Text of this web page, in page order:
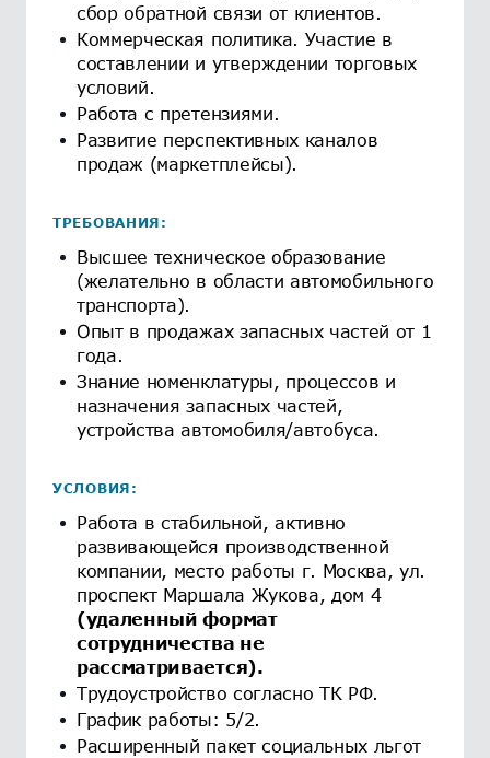
сбор обратной связи от клиентов.
Коммерческая политика. Участие в
составлении и утверждении торговых
условий.
Работа с претензиями.
Развитие перспективных каналов
продаж (маркетплейсы).
ТРЕБОВАНИЯ:
Высшее техническое образование
(желательно в области автомобильного
транспорта).
Опыт в продажах запасных частей от 1
года.
Знание номенклатуры, процессов и
назначения запасных частей,
устройства автомобиля/автобуса.
УСЛОВИЯ:
Работа в стабильной, активно
развивающейся производственной
компании, место работы г. Москва, ул.
проспект Маршала Жукова, дом 4
(удаленный формат
сотрудничества не
рассматривается).
Трудоустройство согласно ТК РФ.
График работы: 5/2.
Расширенный пакет социальных льгот